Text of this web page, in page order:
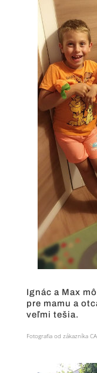
Ignác a Max
pre mamu a
veľmi tešia.
Fotografia od zákazníka